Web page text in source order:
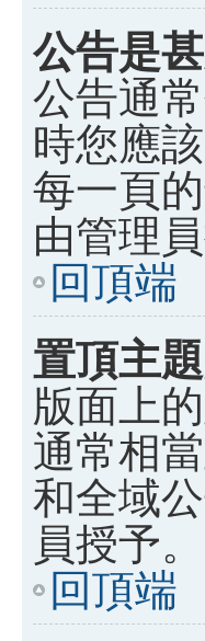
公告是
公告通
時您應
每一頁
由管理員
回頂端
置頂主
版面上
通常相
和全域
員授予。
回頂端